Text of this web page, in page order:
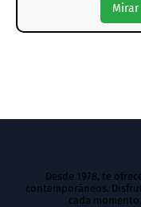
Mirar
Desde 1978, te
contemporáneos.
cada